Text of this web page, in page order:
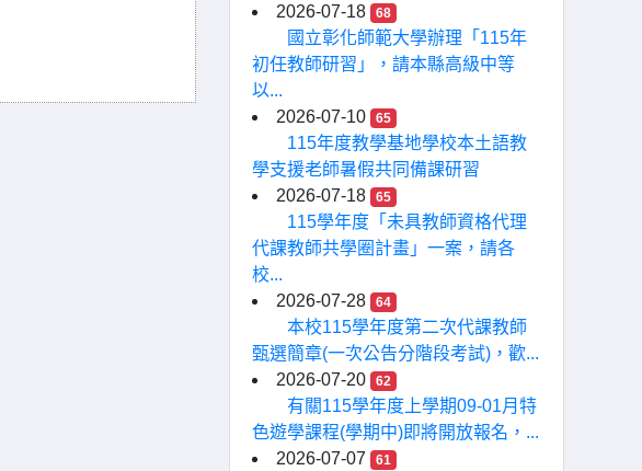
2026-07-18
68
國立彰化師範大學辦理「115年
初任教師研習」，請本縣高級中等
以...
2026-07-10
65
115年度教學基地學校本土語教
學支援老師暑假共同備課研習
2026-07-18
65
115學年度「未具教師資格代理
代課教師共學圈計畫」一案，請各
校...
2026-07-28
64
本校115學年度第二次代課教師
甄選簡章(一次公告分階段考試)，歡...
2026-07-20
62
有關115學年度上學期09-01月特
色遊學課程(學期中)即將開放報名，...
2026-07-07
61